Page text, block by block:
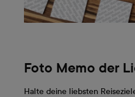
Foto Memo der
Halte deine liebsten